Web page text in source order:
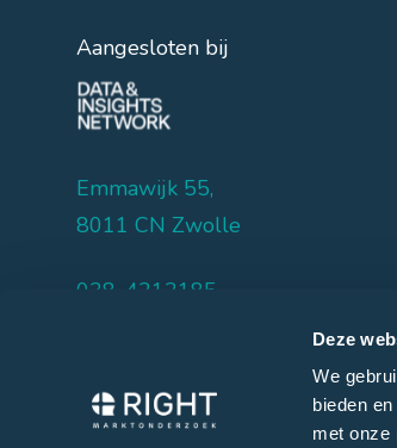
Deze
We
bieden
met onze
Aangesloten bij
Emmawijk 55,
8011 CN Zwolle
038-4212185
info@rightmarktonderzoek.nl